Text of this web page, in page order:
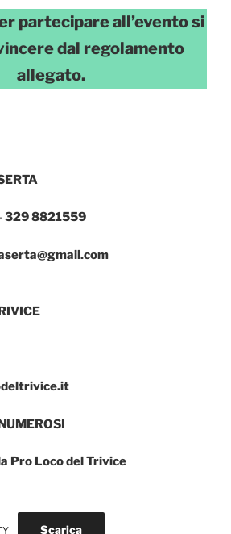
partecipare all’evento si
dal regolamento
allegato.
329 8821559
Pro Loco del Trivice
Scarica